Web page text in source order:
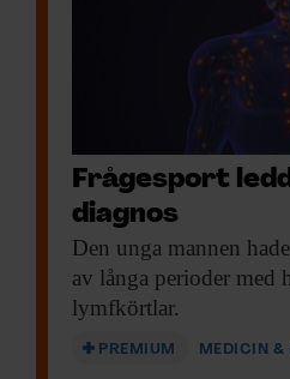
Frågesport
diagnos
Den unga mannen
av långa perioder med
lymfkörtlar.
PREMIUM MEDICIN &